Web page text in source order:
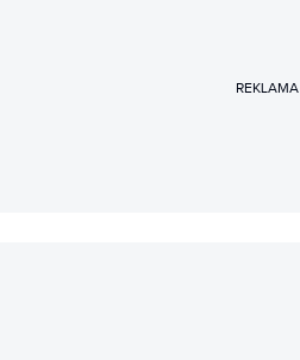
REKLAMA